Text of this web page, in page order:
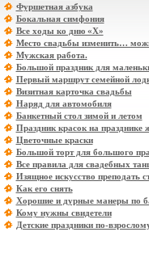
Фуршетная азбука
Бокальная симфония
Все ходы ко дню «Х»
Место свадьбы изменить…
Мужская работа.
Большой праздник для
Первый маршрут семейной
Визитная карточка свадьбы
Наряд для автомобиля
Банкетный стол зимой и летом
Праздник красок на празднике
Цветочные краски
Большой торт для большого
Все правила для свадебных
Изящное искусство преподать
Как его снять
Хорошие и дурные манеры по
Кому нужны свидетели
Детские праздники по-